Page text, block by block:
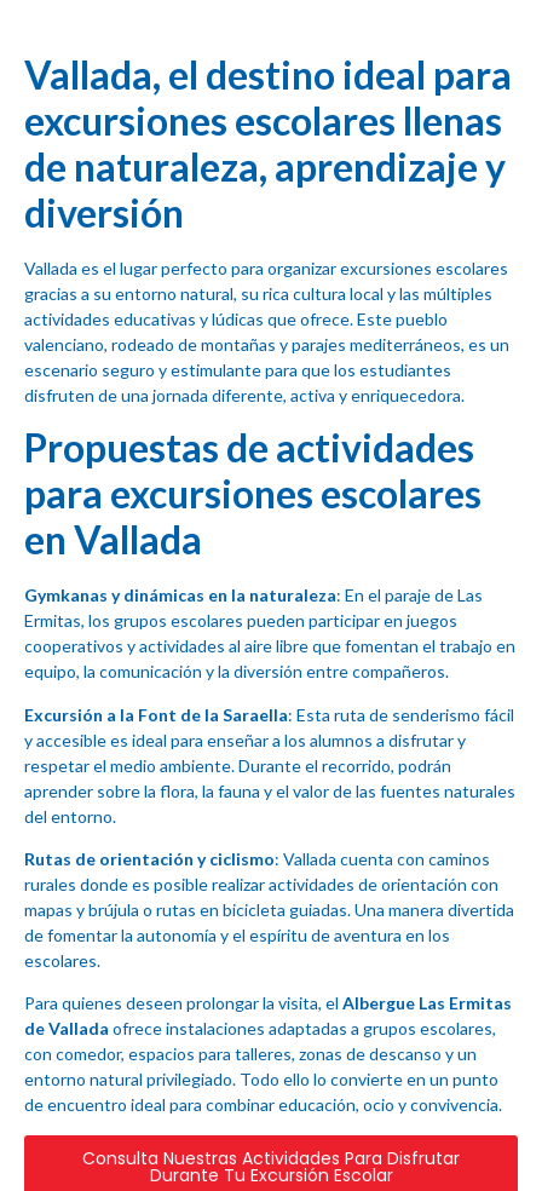
Vallada, el destino ideal para
excursiones escolares llenas
de naturaleza, aprendizaje y
diversión
Vallada es el lugar perfecto para organizar excursiones escolares
gracias a su entorno natural, su rica cultura local y las múltiples
actividades educativas y lúdicas que ofrece. Este pueblo
valenciano, rodeado de montañas y parajes mediterráneos, es un
escenario seguro y estimulante para que los estudiantes
disfruten de una jornada diferente, activa y enriquecedora.
Propuestas de actividades
para excursiones escolares
en Vallada
Gymkanas y dinámicas en la naturaleza: En el paraje de Las
Ermitas, los grupos escolares pueden participar en juegos
cooperativos y actividades al aire libre que fomentan el trabajo en
equipo, la comunicación y la diversión entre compañeros.
Excursión a la Font de la Saraella: Esta ruta de senderismo fácil
y accesible es ideal para enseñar a los alumnos a disfrutar y
respetar el medio ambiente. Durante el recorrido, podrán
aprender sobre la flora, la fauna y el valor de las fuentes naturales
del entorno.
Rutas de orientación y ciclismo: Vallada cuenta con caminos
rurales donde es posible realizar actividades de orientación con
mapas y brújula o rutas en bicicleta guiadas. Una manera divertida
de fomentar la autonomía y el espíritu de aventura en los
escolares.
Para quienes deseen prolongar la visita, el Albergue Las Ermitas
de Vallada ofrece instalaciones adaptadas a grupos escolares,
con comedor, espacios para talleres, zonas de descanso y un
entorno natural privilegiado. Todo ello lo convierte en un punto
de encuentro ideal para combinar educación, ocio y convivencia.
Consulta Nuestras Actividades Para Disfrutar
Durante Tu Excursión Escolar